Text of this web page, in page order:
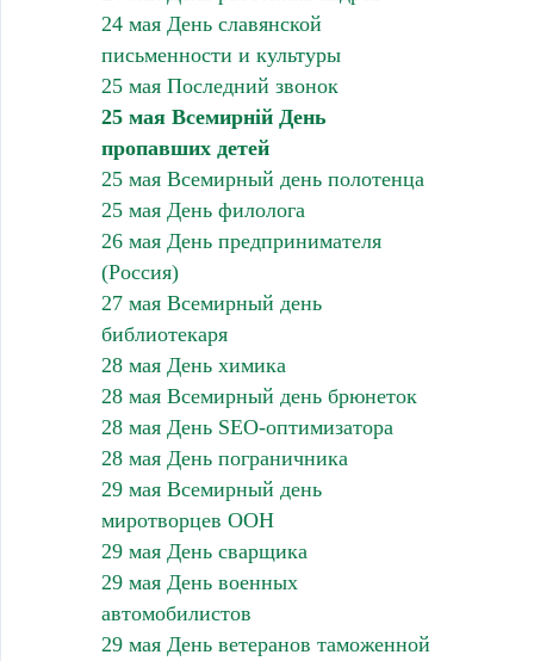
24 мая День славянской
письменности и культуры
25 мая Последний звонок
25 мая Всемирній День
пропавших детей
25 мая Всемирный день полотенца
25 мая День филолога
26 мая День предпринимателя
(Россия)
27 мая Всемирный день
библиотекаря
28 мая День химика
28 мая Всемирный день брюнеток
28 мая День SEO-оптимизатора
28 мая День пограничника
29 мая Всемирный день
миротворцев ООН
29 мая День сварщика
29 мая День военных
автомобилистов
29 мая День ветеранов таможенной